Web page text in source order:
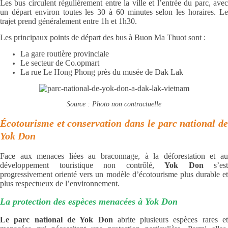
Les bus circulent régulièrement entre la ville et l’entrée du parc, avec
un départ environ toutes les 30 à 60 minutes selon les horaires. Le
trajet prend généralement entre 1h et 1h30.
Les principaux points de départ des bus à Buon Ma Thuot sont :
La gare routière provinciale
Le secteur de Co.opmart
La rue Le Hong Phong près du musée de Dak Lak
Source : Photo non contractuelle
Écotourisme et conservation dans le parc national de
Yok Don
Face aux menaces liées au braconnage, à la déforestation et au
développement touristique non contrôlé, Yok Don s’est
progressivement orienté vers un modèle d’écotourisme plus durable et
plus respectueux de l’environnement.
La protection des espèces menacées à Yok Don
Le parc national de Yok Donabrite plusieurs espèces rares et